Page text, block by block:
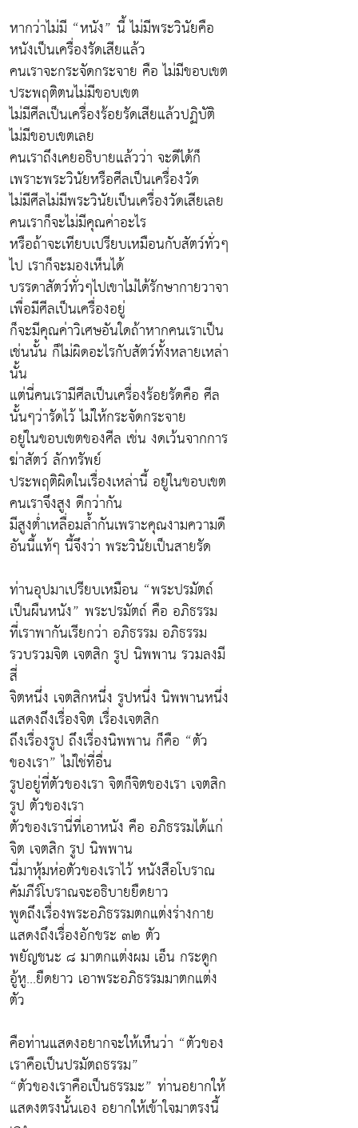
หากว่าไม่มี “หนัง” นี้ ไม่มีพระวินัยคือ
หนังเป็นเครื่องรัดเสียแล้ว
คนเราจะกระจัดกระจาย คือ ไม่มีขอบเขต
ประพฤติตนไม่มีขอบเขต
ไม่มีศีลเป็นเครื่องร้อยรัดเสียแล้วปฏิบัติ
ไม่มีขอบเขตเลย
คนเราถึงเคยอธิบายแล้วว่า จะดีได้ก็
เพราะพระวินัยหรือศีลเป็นเครื่องวัด
ไม่มีศีลไม่มีพระวินัยเป็นเครื่องวัดเสียเลย
คนเราก็จะไม่มีคุณค่าอะไร
หรือถ้าจะเทียบเปรียบเหมือนกับสัตว์ทั่วๆ
ไป เราก็จะมองเห็นได้
บรรดาสัตว์ทั่วๆไปเขาไม่ได้รักษากายวาจา
เพื่อมีศีลเป็นเครื่องอยู่
ก็จะมีคุณค่าวิเศษอันใดถ้าหากคนเราเป็น
เช่นนั้น ก็ไม่ผิดอะไรกับสัตว์ทั้งหลายเหล่า
นั้น
แต่นี่คนเรามีศีลเป็นเครื่องร้อยรัดคือ ศีล
นั้นๆว่ารัดไว้ ไม่ให้กระจัดกระจาย
อยู่ในขอบเขตของศีล เช่น งดเว้นจากการ
ฆ่าสัตว์ ลักทรัพย์
ประพฤติผิดในเรื่องเหล่านี้ อยู่ในขอบเขต
คนเราจึงสูง ดีกว่ากัน
มีสูงต่ำเหลื่อมล้ำกันเพราะคุณงามความดี
อันนี้แท้ๆ นี้จึงว่า พระวินัยเป็นสายรัด
ท่านอุปมาเปรียบเหมือน “พระปรมัตถ์
เป็นผืนหนัง” พระปรมัตถ์ คือ อภิธรรม
ที่เราพากันเรียกว่า อภิธรรม อภิธรรม
รวบรวมจิต เจตสิก รูป นิพพาน รวมลงมี
สี่
จิตหนึ่ง เจตสิกหนึ่ง รูปหนึ่ง นิพพานหนึ่ง
แสดงถึงเรื่องจิต เรื่องเจตสิก
ถึงเรื่องรูป ถึงเรื่องนิพพาน ก็คือ “ตัว
ของเรา” ไม่ใช่ที่อื่น
รูปอยู่ที่ตัวของเรา จิตก็จิตของเรา เจตสิก
รูป ตัวของเรา
ตัวของเรานี่ที่เอาหนัง คือ อภิธรรมได้แก่
จิต เจตสิก รูป นิพพาน
นี่มาหุ้มห่อตัวของเราไว้ หนังสือโบราณ
คัมภีร์โบราณจะอธิบายยืดยาว
พูดถึงเรื่องพระอภิธรรมตกแต่งร่างกาย
แสดงถึงเรื่องอักขระ ๓๒ ตัว
พยัญชนะ ๘ มาตกแต่งผม เอ็น กระดูก
อู้หู...ยืดยาว เอาพระอภิธรรมมาตกแต่ง
ตัว
คือท่านแสดงอยากจะให้เห็นว่า “ตัวของ
เราคือเป็นปรมัตถธรรม”
“ตัวของเราคือเป็นธรรมะ” ท่านอยากให้
แสดงตรงนั้นเอง อยากให้เข้าใจมาตรงนี้